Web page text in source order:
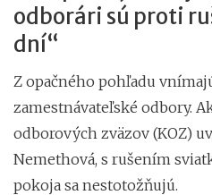
odborári sú proti
dní“
Z opačného pohľadu
zamestnávateľské odbory.
odborových zväzov (KOZ)
Nemethová, s rušením
pokoja sa nestotožňujú.